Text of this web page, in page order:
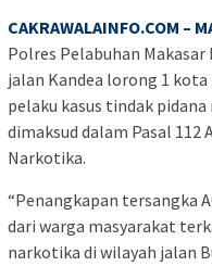
CAKRAWALAINFO.COM –
Polres Pelabuhan
jalan Kandea lorong 1 kota
pelaku kasus tindak
dimaksud dalam Pasal 112
Narkotika.
“Penangkapan tersangka
dari warga masyarakat
narkotika di wilayah jalan